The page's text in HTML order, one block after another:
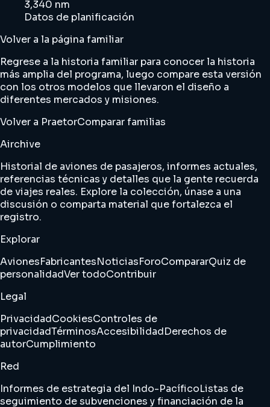
3,340 nm
Datos de planificación
Volver a la página familiar
Regrese a la historia familiar para conocer la historia
más amplia del programa, luego compare esta versión
con los otros modelos que llevaron el diseño a
diferentes mercados y misiones.
Volver a PraetorComparar familias
Airchive
Historial de aviones de pasajeros, informes actuales,
referencias técnicas y detalles que la gente recuerda
de viajes reales. Explore la colección, únase a una
discusión o comparta material que fortalezca el
registro.
Explorar
AvionesFabricantesNoticiasForoCompararQuiz de
personalidadVer todoContribuir
Legal
PrivacidadCookiesControles de
privacidadTérminosAccesibilidadDerechos de
autorCumplimiento
Red
Informes de estrategia del Indo-PacíficoListas de
seguimiento de subvenciones y financiación de la